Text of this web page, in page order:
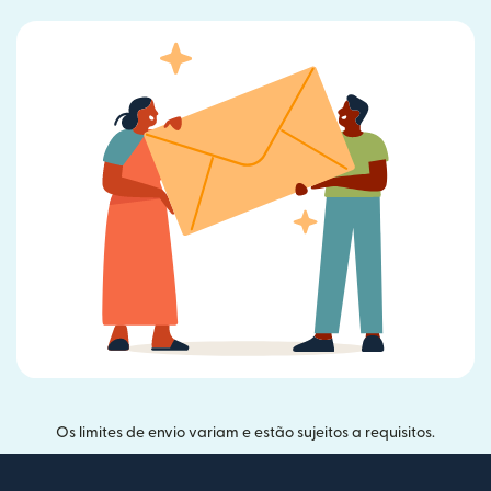
Os limites de envio variam e estão sujeitos a requisitos.